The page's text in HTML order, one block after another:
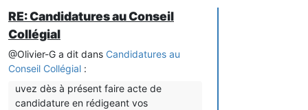
RE: Candidatures au Conseil
Collégial
@Olivier-G a dit dans Candidatures au
Conseil Collégial :
uvez dès à présent faire acte de
candidature en rédigeant vos